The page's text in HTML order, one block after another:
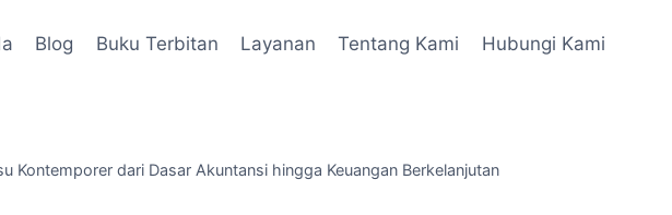
Blog Buku Terbitan Layanan Tentang Kami Hubungi Kami
Kontemporer dari Dasar Akuntansi hingga Keuangan Berkelanjutan